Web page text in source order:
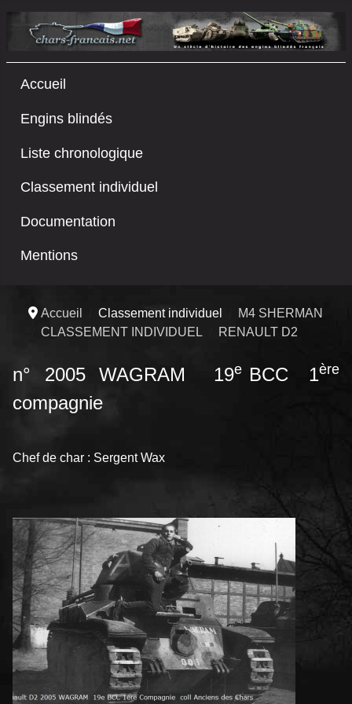
Accueil
Engins blindés
Liste chronologique
Classement individuel
Documentation
Mentions
Accueil Classement individuel
M4 SHERMAN
CLASSEMENT INDIVIDUEL
RENAULT D2
n° 2005 WAGRAM 19eBCC 1ère
compagnie
Chef de char : Sergent Wax